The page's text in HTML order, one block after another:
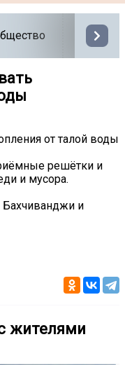
Власть
от талой воды
решётки и
и мусора.
Бахчиванджи и
жителями